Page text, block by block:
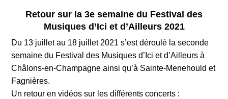
Retour sur la 3e semaine du Festival des
Musiques d’Ici et d’Ailleurs 2021
Du 13 juillet au 18 juillet 2021 s’est déroulé la seconde
semaine du Festival des Musiques d’Ici et d’Ailleurs à
Châlons-en-Champagne ainsi qu’à Sainte-Menehould et
Fagnières.
Un retour en vidéos sur les différents concerts :